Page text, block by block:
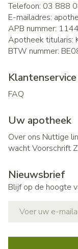
Telefoon: 03 888
E-mailadres:
APB nummer:
Apotheek titularis:
BTW nummer:
Klantenservice
FAQ
Uw apotheek
Over ons Nuttige
wachtVoorschrift
Nieuwsbrief
Blijf op de hoogte